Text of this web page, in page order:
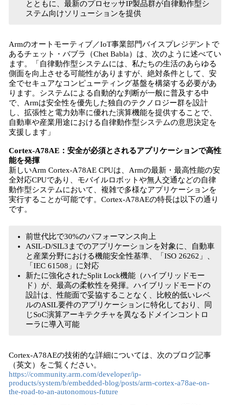
とともに、最新のプロセッサIP製品群が自律動作型シ
ステム向けソリューションを提供
Armのオートモーティブ／IoT事業部門バイスプレジデントで
あるチェット・バブラ（Chet Babla）は、次のように述べてい
ます。「自律動作型システムには、私たちの生活のあらゆる
側面を向上させる可能性がありますが、絶対条件として、安
全でセキュアなコンピューティング基盤を構築する必要があ
ります。システムによる自動的な判断が一般に普及する中
で、Armは安全性を優先した独自のテクノロジー群を設計
し、拡張性と電力効率に優れた演算機能を提供することで、
自動車や産業用途における自律動作型システムの意思決定を
支援します」
Cortex-A78AE：安全が必須とされるアプリケーションで高性
能を発揮
新しいArm Cortex-A78AE CPUは、Armの最新・最高性能の安
全対応CPUであり、モバイルロボットや無人交通などの自律
動作型システムにおいて、複雑で多様なアプリケーションを
実行することが可能です。Cortex-A78AEの特長は以下の通り
です。
前世代比で30%のパフォーマンス向上
ASIL-D/SIL3までのアプリケーションを対象に、自動車
と産業分野における機能安全性基準、「ISO 26262」、
「IEC 61508」に対応
新たに強化されたSplit Lock機能（ハイブリッドモー
ド）が、最高の柔軟性を発揮。ハイブリッドモードの
設計は、性能面で妥協することなく、比較的低いレベ
ルのASIL要件のアプリケーションに特化しており、同
じSoC演算アーキテクチャを異なるドメインコントロ
ーラに導入可能
Cortex-A78AEの技術的な詳細については、次のブログ記事
（英文）をご覧ください。
https://community.arm.com/developer/ip-
products/system/b/embedded-blog/posts/arm-cortex-a78ae-on-
the-road-to-an-autonomous-future